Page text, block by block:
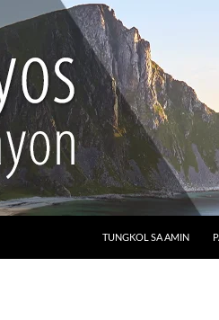
TUNGKOL SA AMIN